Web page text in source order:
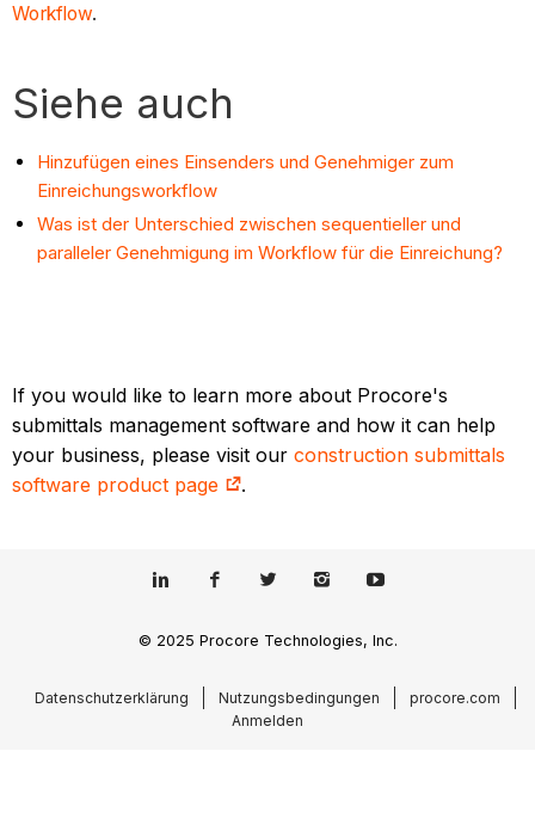
Workflow.
Siehe auch
Hinzufügen eines Einsenders und Genehmiger zum
Einreichungsworkflow
Was ist der Unterschied zwischen sequentieller und
paralleler Genehmigung im Workflow für die Einreichung?
If you would like to learn more about Procore's
submittals management software and how it can help
your business, please visit ourconstruction submittals
software product page
.
© 2025 Procore Technologies, Inc.
Datenschutzerklärung Nutzungsbedingungen
procore.com
Anmelden